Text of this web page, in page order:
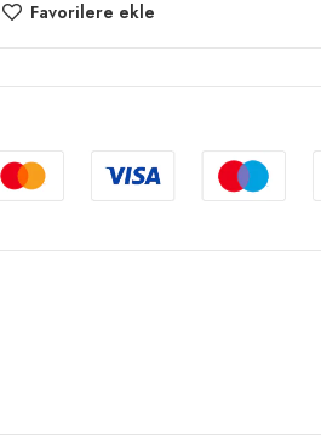
Favorilere ekle